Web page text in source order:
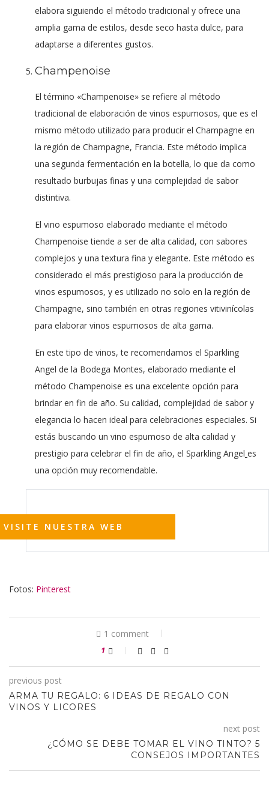
elabora siguiendo el método tradicional y ofrece una
amplia gama de estilos, desde seco hasta dulce, para
adaptarse a diferentes gustos.
Champenoise
El término «Champenoise» se refiere al método
tradicional de elaboración de vinos espumosos, que es el
mismo método utilizado para producir el Champagne en
la región de Champagne, Francia. Este método implica
una segunda fermentación en la botella, lo que da como
resultado burbujas finas y una complejidad de sabor
distintiva.
El vino espumoso elaborado mediante el método
Champenoise tiende a ser de alta calidad, con sabores
complejos y una textura fina y elegante. Este método es
considerado el más prestigioso para la producción de
vinos espumosos, y es utilizado no solo en la región de
Champagne, sino también en otras regiones vitivinícolas
para elaborar vinos espumosos de alta gama.
En este tipo de vinos, te recomendamos el Sparkling
Angel de la Bodega Montes, elaborado mediante el
método Champenoise es una excelente opción para
brindar en fin de año. Su calidad, complejidad de sabor y
elegancia lo hacen ideal para celebraciones especiales. Si
estás buscando un vino espumoso de alta calidad y
prestigio para celebrar el fin de año, el Sparkling Angel es
una opción muy recomendable.
VISITE NUESTRA WEB
Fotos: Pinterest
1 comment
1
previous post
ARMA TU REGALO: 6 IDEAS DE REGALO CON
VINOS Y LICORES
next post
¿CÓMO SE DEBE TOMAR EL VINO TINTO? 5
CONSEJOS IMPORTANTES